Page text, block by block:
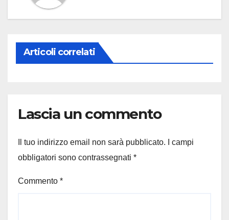
Articoli correlati
Lascia un commento
Il tuo indirizzo email non sarà pubblicato.
I campi
obbligatori sono contrassegnati *
Commento *